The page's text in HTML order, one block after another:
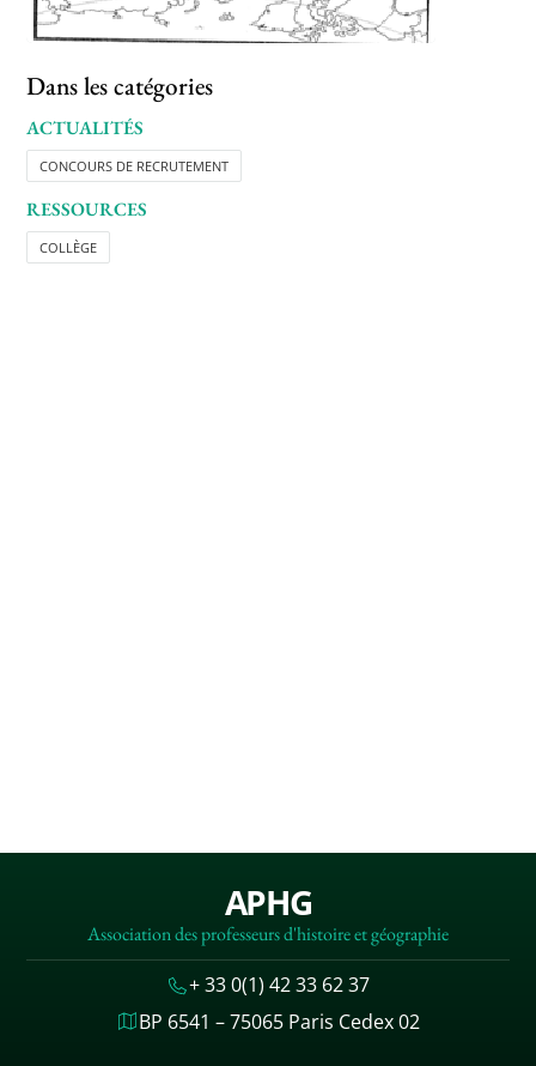
Dans les catégories
ACTUALITÉS
CONCOURS DE RECRUTEMENT
RESSOURCES
COLLÈGE
APHG
Association des professeurs d'histoire et géographie
+ 33 0(1) 42 33 62 37
BP 6541 – 75065 Paris Cedex 02